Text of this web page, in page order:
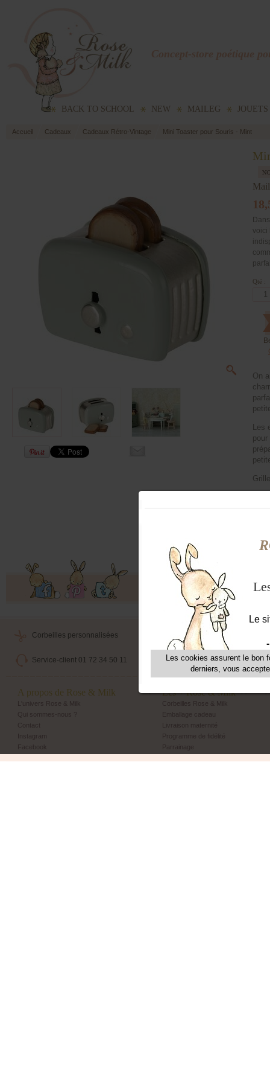
Concept-store poétique
BACK TO SCHOOL NEW MAILEG JOUETS
Accueil Cadeaux Cadeaux Rétro-Vintage Mini Toaster pour Souris - Mint
voici
Qté :
On
Les
Offres exclusives, ventes
Corbeilles personnalisées Livraison maternité
Service-client 01 72 34 50 11 Echange et retour simple
A propos de Rose & Milk
L'univers Rose & Milk
Qui sommes-nous ?
Contact
Instagram
Facebook
Les + Rose & Milk
Corbeilles Rose & Milk
Emballage cadeau
Livraison maternité
Programme de fidélité
Parrainage